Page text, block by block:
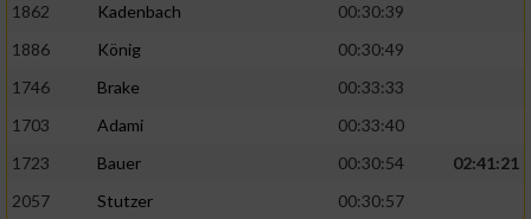
1862
Kadenbach
00:30:39
1886
König
00:30:49
1746
Brake
00:33:33
1703
Adami
00:33:40
1723
Bauer 00:30:54
02:41:21
2057
Stutzer
00:30:57